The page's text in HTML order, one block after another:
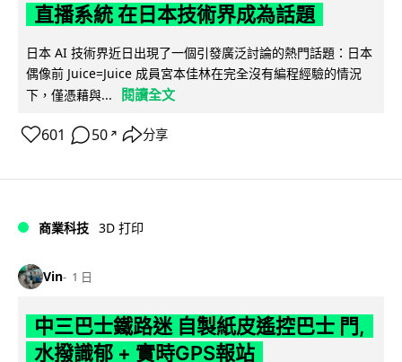
直播系統 在日本技術界成為話題
日本 AI 技術界近日出現了一個引發廣泛討論的熱門話題：日本
偶像前 Juice=Juice 成員宮本佳林在完全沒有編程經驗的情況
下，僅憑藉與...
閱讀全文
601 50 ↗ 分享
商業科技 3D 打印
Vin 1 日
中三巴士鐵路迷 自製紙皮遙控巴士 門,
水撥識郁 + 實時GPS報站